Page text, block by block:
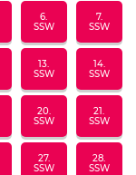
6.
SSW
7.
SSW
13.
SSW
14.
SSW
20.
SSW
21.
SSW
27.
SSW
28.
SSW